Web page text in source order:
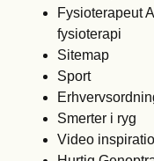
Fysioterapeut
fysioterapi
Sitemap
Sport
Smerter i ryg
Video